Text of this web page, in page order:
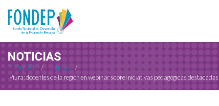
NOTICIAS
FONDEP / Noticias
/
Piura: docentes de la región en webinar sobre iniciativas pedagógicas